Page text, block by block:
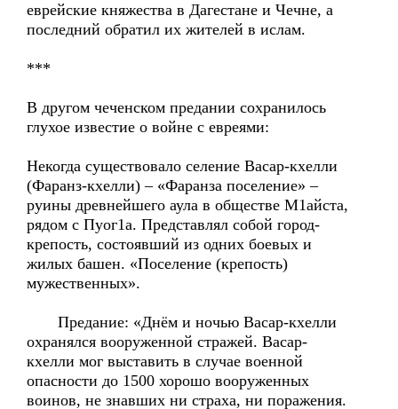
еврейские княжества в Дагестане и Чечне, а
последний обратил их жителей в ислам.
***
В другом чеченском предании сохранилось
глухое известие о войне с евреями:
Некогда существовало селение Васар-кхелли
(Фаранз-кхелли) – «Фаранза поселение» –
руины древнейшего аула в обществе М1айста,
рядом с Пуог1а. Представлял собой город-
крепость, состоявший из одних боевых и
жилых башен. «Поселение (крепость)
мужественных».
Предание: «Днём и ночью Васар-кхелли
охранялся вооруженной стражей. Васар-
кхелли мог выставить в случае военной
опасности до 1500 хорошо вооруженных
воинов, не знавших ни страха, ни поражения.